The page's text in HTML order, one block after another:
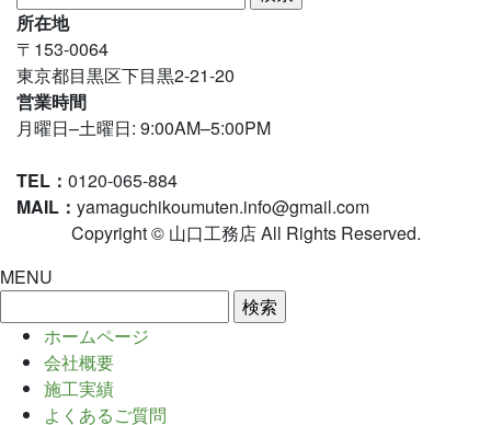
索:
所在地
〒153-0064
東京都目黒区下目黒2-21-20
営業時間
月曜日–土曜日: 9:00AM–5:00PM
TEL： 0120-065-884
MAIL： yamaguchikoumuten.info@gmail.com
Copyright © 山口工務店 All Rights Reserved.
MENU
索:
ホームページ
会社概要
施工実績
よくあるご質問